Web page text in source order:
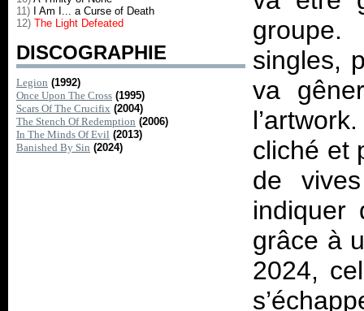
11)
I Am I... a Curse of Death
12) The Light Defeated
DISCOGRAPHIE
Legion (1992)
Once Upon The Cross (1995)
Scars Of The Crucifix (2004)
The Stench Of Redemption (2006)
In The Minds Of Evil (2013)
Banished By Sin (2024)
singles,
va
cliché et
de
indiquer
grâce à
2024,